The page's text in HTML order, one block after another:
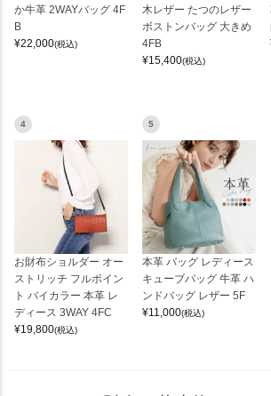
か牛革 2WAYバッグ 4F
B
¥22,000(税込)
木レザー たつのレザー
ボストンバッグ 大きめ
4FB
¥15,400(税込)
4
お財布ショルダー オー
ストリッチ フルポイン
ト バイカラー 本革 レ
ディース 3WAY 4FC
¥19,800(税込)
5
本革 バッグ レディース
キューブバッグ 牛革 ハ
ンドバッグ レザー 5F
¥11,000(税込)